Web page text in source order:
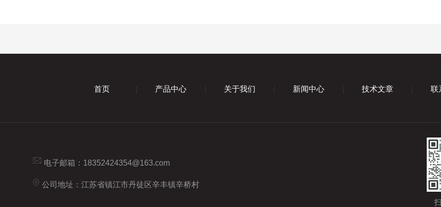
首页 产品中心 关于我们 新闻中心 技术文章 联
电子邮箱： 18352424354@163.com
公司地址：江苏省镇江市丹徒区辛丰镇辛桥村